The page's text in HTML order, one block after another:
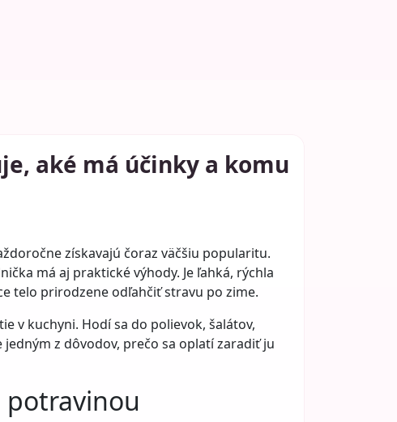
aké má účinky a komu
získavajú čoraz väčšiu popularitu.
má aj praktické výhody. Je ľahká, rýchla
telo prirodzene odľahčiť stravu po zime.
v kuchyni. Hodí sa do polievok, šalátov,
z dôvodov, prečo sa oplatí zaradiť ju
potravinou